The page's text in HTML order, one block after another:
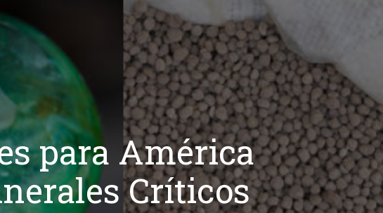
para América
Críticos